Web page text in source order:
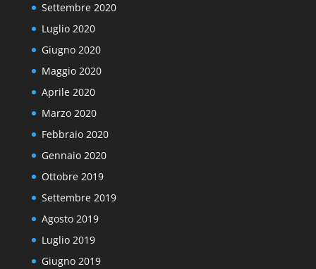
Settembre 2020
Luglio 2020
Giugno 2020
Maggio 2020
Aprile 2020
Marzo 2020
Febbraio 2020
Gennaio 2020
Ottobre 2019
Settembre 2019
Agosto 2019
Luglio 2019
Giugno 2019